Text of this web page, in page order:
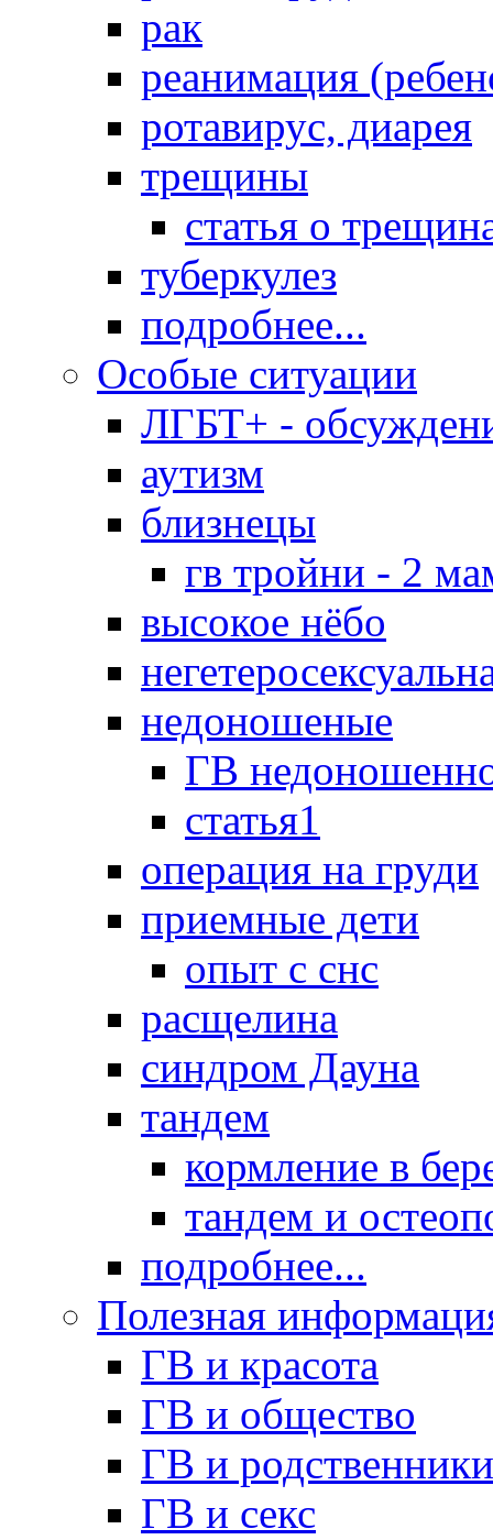
рак
реанимация
ротавирус, диарея
трещины
статья о
туберкулез
подробнее...
Особые ситуации
ЛГБТ+ -
аутизм
близнецы
гв тройни - 2
высокое нёбо
недоношеные
ГВ
статья1
операция на груди
приемные дети
опыт с снс
расщелина
синдром Дауна
тандем
кормление в
тандем и
подробнее...
Полезная
ГВ и красота
ГВ и общество
ГВ и родственники
ГВ и секс